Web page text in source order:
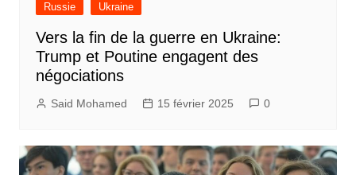
Russie
Ukraine
Vers la fin de la guerre en Ukraine:
Trump et Poutine engagent des
négociations
Said Mohamed 15 février 2025 0